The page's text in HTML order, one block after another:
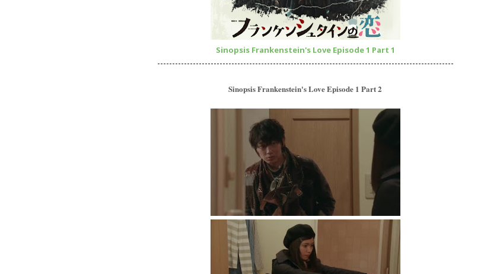
Sinopsis Frankenstein's Love Episode 1 Part 1
----------------------------------------------------------------------------------------------------
Sinopsis Frankenstein's Love Episode 1 Part 2